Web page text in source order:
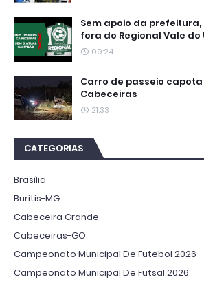
Sem apoio da
fora do Regional Vale do
09:24
Carro de passeio capota
Cabeceiras
21:33
CATEGORIAS
Brasília
Buritis-MG
Cabeceira Grande
Cabeceiras-GO
Campeonato Municipal De Futebol 2026
Campeonato Municipal De Futsal 2026